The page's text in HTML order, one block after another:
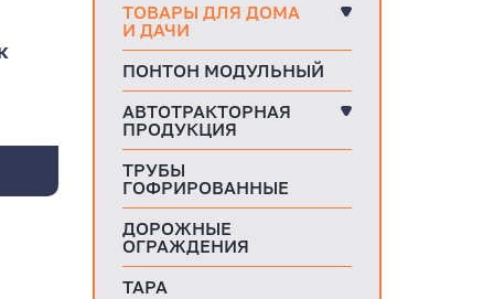
ТОВАРЫ ДЛЯ ДОМА
И ДАЧИ
ПОНТОН МОДУЛЬНЫЙ
АВТОТРАКТОРНАЯ
ПРОДУКЦИЯ
ТРУБЫ
ГОФРИРОВАННЫЕ
ДОРОЖНЫЕ
ОГРАЖДЕНИЯ
ТАРА